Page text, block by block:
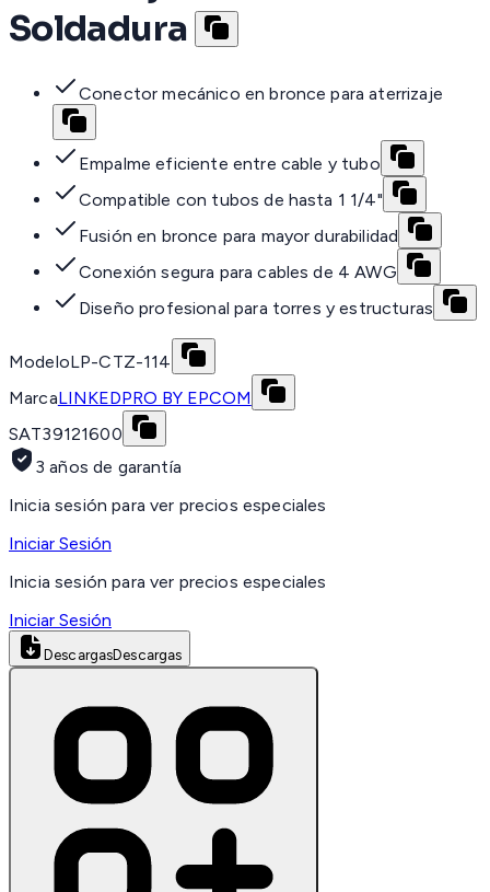
Soldadura
Conector mecánico en bronce para aterrizaje
Empalme eficiente entre cable y tubo
Compatible con tubos de hasta 1 1/4"
Fusión en bronce para mayor durabilidad
Conexión segura para cables de 4 AWG
Diseño profesional para torres y estructuras
ModeloLP-CTZ-114
MarcaLINKEDPRO BY EPCOM
SAT39121600
3 años de garantía
Inicia sesión para ver precios especiales
Iniciar Sesión
Inicia sesión para ver precios especiales
Iniciar Sesión
DescargasDescargas